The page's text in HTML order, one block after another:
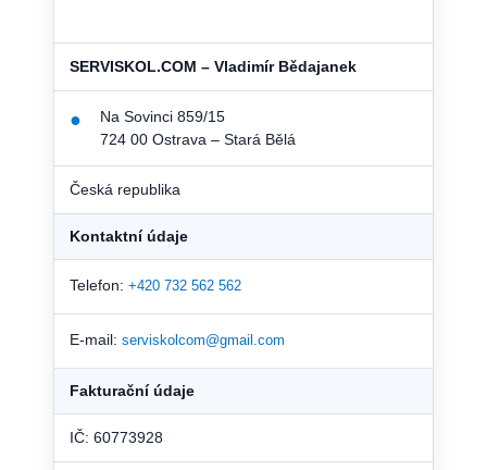
SERVISKOL.COM – Vladimír Bědajanek
●
Na Sovinci 859/15
724 00 Ostrava – Stará Bělá
Česká republika
Kontaktní údaje
Telefon: +420 732 562 562
E-mail: serviskolcom@gmail.com
Fakturační údaje
IČ: 60773928